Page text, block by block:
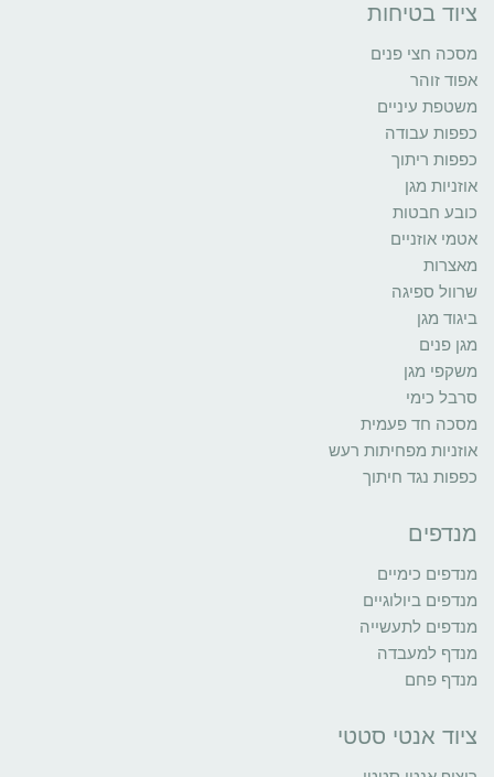
ציוד בטיחות
מסכה חצי פנים
אפוד זוהר
משטפת עיניים
כפפות עבודה
כפפות ריתוך
אוזניות מגן
כובע חבטות
אטמי אוזניים
מאצרות
שרוול ספיגה
ביגוד מגן
מגן פנים
משקפי מגן
סרבל כימי
מסכה חד פעמית
אוזניות מפחיתות רעש
כפפות נגד חיתוך
מנדפים
מנדפים כימיים
מנדפים ביולוגיים
מנדפים לתעשייה
מנדף למעבדה
מנדף פחם
ציוד אנטי סטטי